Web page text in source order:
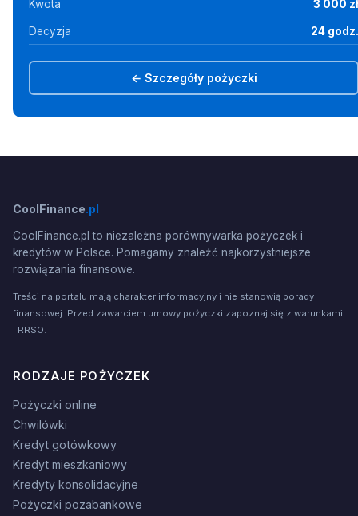
Kwota 3 000 zł
Decyzja 24 godz.
← Szczegóły pożyczki
CoolFinance.pl
CoolFinance.pl to niezależna porównywarka pożyczek i
kredytów w Polsce. Pomagamy znaleźć najkorzystniejsze
rozwiązania finansowe.
Treści na portalu mają charakter informacyjny i nie stanowią porady
finansowej. Przed zawarciem umowy pożyczki zapoznaj się z warunkami
i RRSO.
RODZAJE POŻYCZEK
Pożyczki online
Chwilówki
Kredyt gotówkowy
Kredyt mieszkaniowy
Kredyty konsolidacyjne
Pożyczki pozabankowe